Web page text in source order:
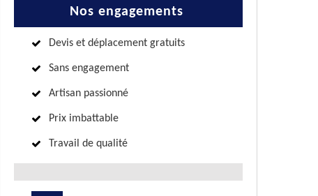
Nos engagements
Devis et déplacement gratuits
Sans engagement
Artisan passionné
Prix imbattable
Travail de qualité